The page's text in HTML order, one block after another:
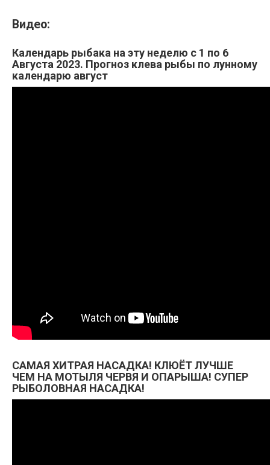
Видео:
Календарь рыбака на эту неделю с 1 по 6
Августа 2023. Прогноз клева рыбы по лунному
календарю август
САМАЯ ХИТРАЯ НАСАДКА! КЛЮЁТ ЛУЧШЕ
ЧЕМ НА МОТЫЛЯ ЧЕРВЯ И ОПАРЫША! СУПЕР
РЫБОЛОВНАЯ НАСАДКА!